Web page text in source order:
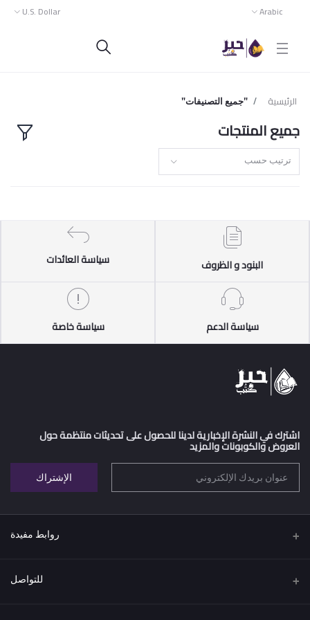
Arabic
U.S. Dollar
الرئيسية "جميع التصنيفات"
جميع المنتجات
ترتيب حسب
البنود و الظروف سياسة العائدات
سياسة الدعم سياسة خاصة
اشترك في النشرة الإخبارية لدينا للحصول على تحديثات منتظمة حول
العروض والكوبونات والمزيد
الإشتراك
روابط مفيدة
اتفاقية البيع عن بعد
للتواصل